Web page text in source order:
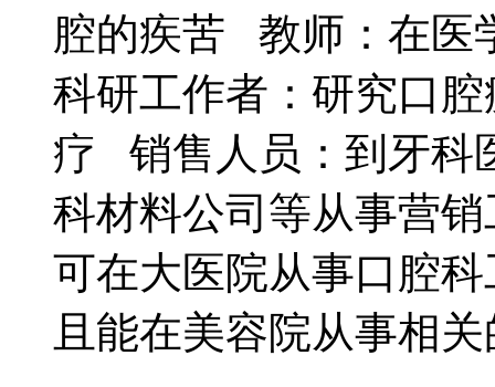
腔的疾苦 教师：在医
科研工作者：研究口
疗 销售人员：到牙科
科材料公司等从事营
可在大医院从事口腔
且能在美容院从事相